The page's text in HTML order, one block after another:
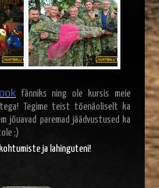
fänniks ning ole kursis meie
Tegime teist tõenäoliselt ka
jõuavad paremad jäädvustused ka
;)
ja lahinguteni!